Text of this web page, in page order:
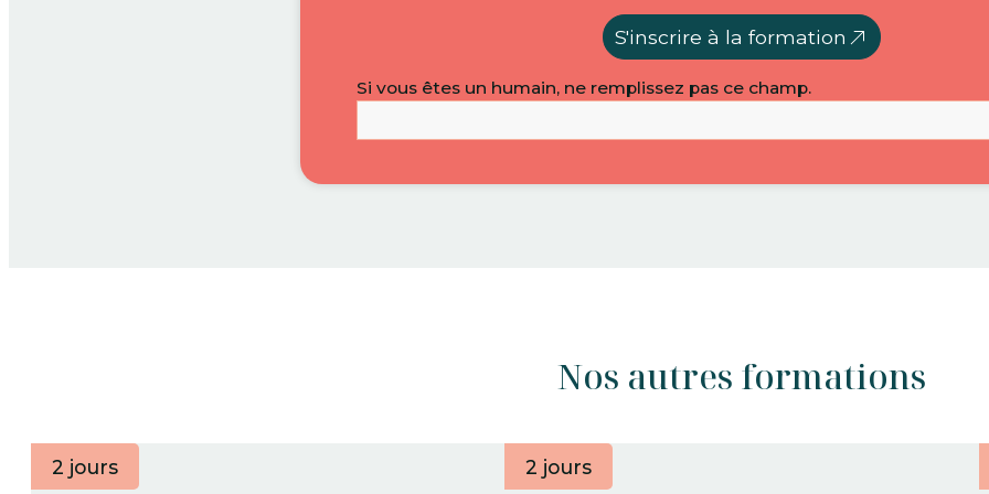
S'inscrire à la formation
Si vous êtes un humain, ne remplissez pas ce champ.
Nos autres formations
2 jours 2 jours